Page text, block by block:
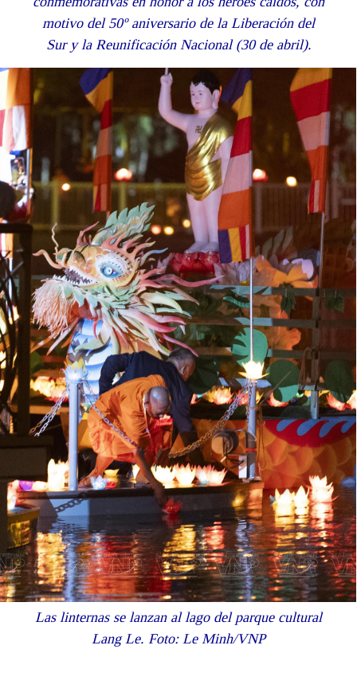
motivo del 50º aniversario de la Liberación del
Sur y la Reunificación Nacional (30 de abril).
Las linternas se lanzan al lago del parque cultural
Lang Le. Foto: Le Minh/VNP